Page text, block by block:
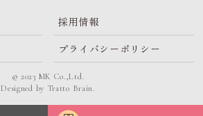
採用情報
プライバシーポリシー
© 2023 MK Co.,Ltd.
Designed by Tratto Brain.